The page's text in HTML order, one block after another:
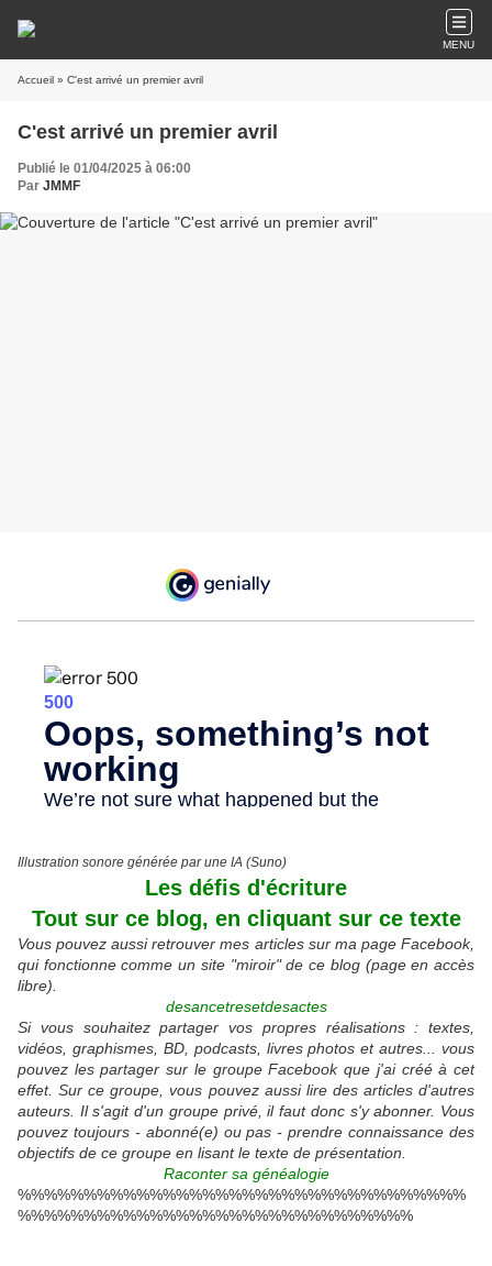
MENU
Accueil » C'est arrivé un premier avril
C'est arrivé un premier avril
Publié le 01/04/2025 à 06:00
Par JMMF
Illustration sonore générée par une IA (Suno)
Les défis d'écriture
Tout sur ce blog, en cliquant sur ce texte
Vous pouvez aussi retrouver mes articles sur ma page Facebook,
qui fonctionne comme un site "miroir" de ce blog (page en accès
libre).
desancetresetdesactes
Si vous souhaitez partager vos propres réalisations : textes,
vidéos, graphismes, BD, podcasts, livres photos et autres... vous
pouvez les partager sur le groupe Facebook que j'ai créé à cet
effet. Sur ce groupe, vous pouvez aussi lire des articles d'autres
auteurs. Il s'agit d'un groupe privé, il faut donc s'y abonner. Vous
pouvez toujours - abonné(e) ou pas - prendre connaissance des
objectifs de ce groupe en lisant le texte de présentation.
Raconter sa généalogie
%%%%%%%%%%%%%%%%%%%%%%%%%%%%%%%%%%
%%%%%%%%%%%%%%%%%%%%%%%%%%%%%%